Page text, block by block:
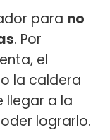
para no
. Por
el
la caldera
llegar a la
lograrlo.